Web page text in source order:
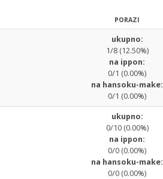
PORAZI
ukupno:
1/8 (12.50%)
na ippon:
0/1 (0.00%)
na hansoku-make:
0/1 (0.00%)
ukupno:
0/10 (0.00%)
na ippon:
0/0 (0.00%)
na hansoku-make:
0/0 (0.00%)